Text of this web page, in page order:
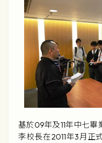
基於09年及11年中七
李校長在2011年3月正